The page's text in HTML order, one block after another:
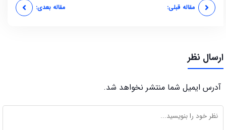
مقاله قبلی: مقاله بعدی:
ارسال نظر
آدرس ایمیل شما منتشر نخواهد شد.